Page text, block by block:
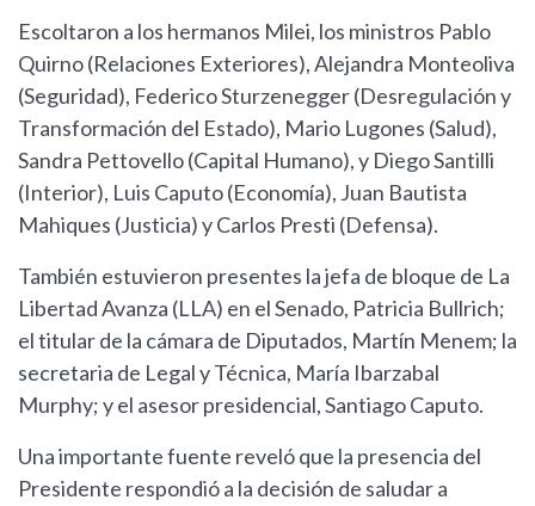
Escoltaron a los hermanos Milei, los ministros Pablo
Quirno (Relaciones Exteriores), Alejandra Monteoliva
(Seguridad), Federico Sturzenegger (Desregulación y
Transformación del Estado), Mario Lugones (Salud),
Sandra Pettovello (Capital Humano), y Diego Santilli
(Interior), Luis Caputo (Economía), Juan Bautista
Mahiques (Justicia) y Carlos Presti (Defensa).
También estuvieron presentes la jefa de bloque de La
Libertad Avanza (LLA) en el Senado, Patricia Bullrich;
el titular de la cámara de Diputados, Martín Menem; la
secretaria de Legal y Técnica, María Ibarzabal
Murphy; y el asesor presidencial, Santiago Caputo.
Una importante fuente reveló que la presencia del
Presidente respondió a la decisión de saludar a